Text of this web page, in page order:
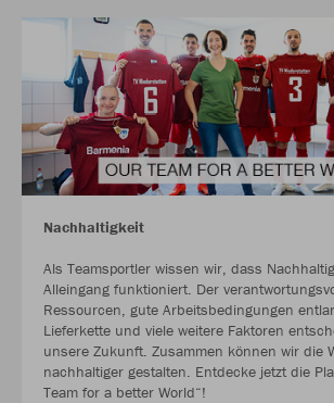
Nachhaltigkeit
Als Teamsportler wissen wir, dass
Alleingang funktioniert. Der
Ressourcen, gute Arbeitsbedingungen
Lieferkette und viele weitere Faktoren
unsere Zukunft. Zusammen können wir die
nachhaltiger gestalten. Entdecke jetzt die
Team for a better World“!